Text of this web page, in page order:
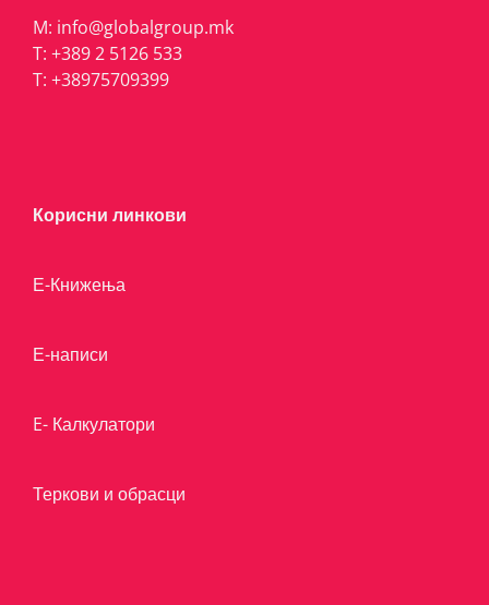
M: info@globalgroup.mk
T: +389 2 5126 533
T: +38975709399
Корисни линкови
Е-Книжења
Е-написи
E- Калкулатори
Теркови и обрасци